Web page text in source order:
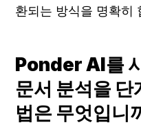
환되는 방식을 명확히
Ponder AI를
문서 분석을
법은 무엇입니